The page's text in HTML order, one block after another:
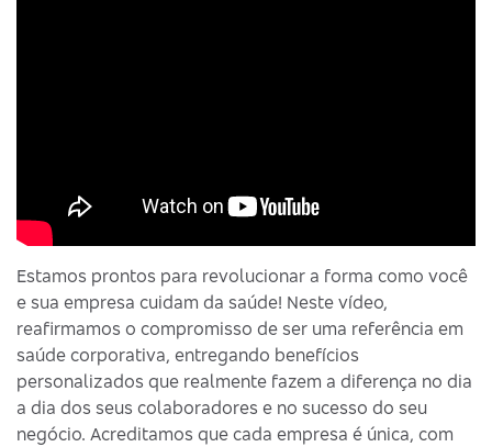
Estamos prontos para revolucionar a forma como você
e sua empresa cuidam da saúde! Neste vídeo,
reafirmamos o compromisso de ser uma referência em
saúde corporativa, entregando benefícios
personalizados que realmente fazem a diferença no dia
a dia dos seus colaboradores e no sucesso do seu
negócio. Acreditamos que cada empresa é única, com